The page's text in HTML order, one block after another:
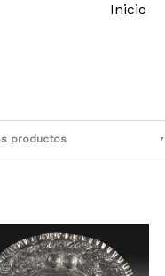
Inicio
productos